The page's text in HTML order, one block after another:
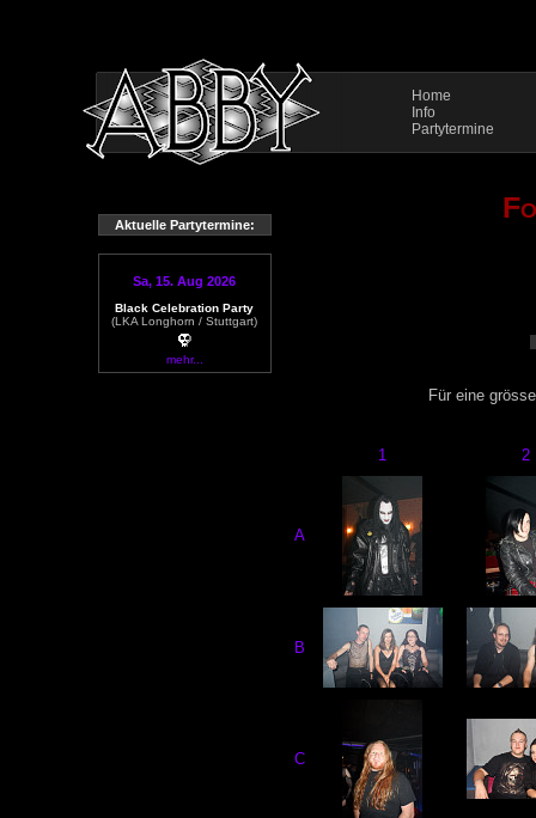
Home
Info
Partytermine
Aktuelle Partytermine:
Sa, 15. Aug 2026
Black Celebration Party
(LKA Longhorn / Stuttgart)
mehr...
Für eine
1 2
A
B
C